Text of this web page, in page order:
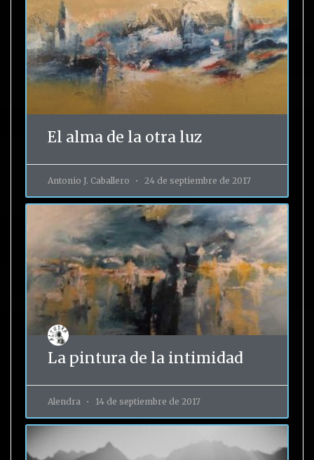
El alma de la otra luz
Antonio J. Caballero 24 de septiembre de 2017
La pintura de la intimidad
Alendra 14 de septiembre de 2017